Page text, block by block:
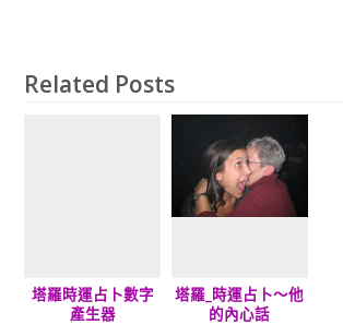
Related Posts
塔羅時運占卜數字
產生器
塔羅_時運占卜～他
的內心話